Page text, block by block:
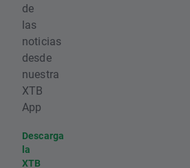
de
las
noticias
desde
nuestra
XTB
App
Descarga
la
XTB